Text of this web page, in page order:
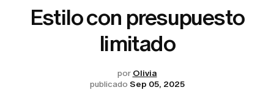
Estilo con presupuesto
limitado
por Olivia
publicado Sep 05, 2025